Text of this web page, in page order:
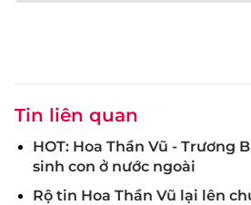
Tin liên quan
HOT: Hoa Thần Vũ - Trương
sinh con ở nước ngoài
Rộ tin Hoa Thần Vũ lại lên